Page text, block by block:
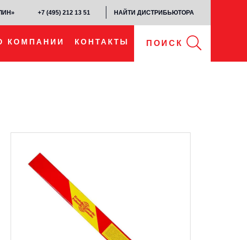
НАЙТИ ДИСТРИБЬЮТОРА
+7 (495) 212 13 51​
ПОИСК
КОНТАКТЫ
КОМПАНИИ